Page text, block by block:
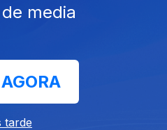
nos
media
tarde